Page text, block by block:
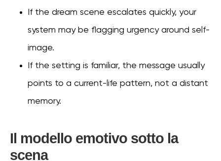
If the dream scene escalates quickly, your
system may be flagging urgency around self-
image.
If the setting is familiar, the message usually
points to a current-life pattern, not a distant
memory.
Il modello emotivo sotto la
scena